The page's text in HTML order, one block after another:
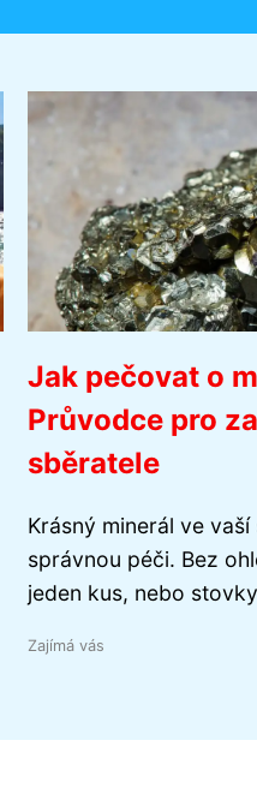
Jak pečovat o
Průvodce pro
sběratele
Krásný minerál ve
správnou péči. Bez
jeden kus, nebo
Zajímá vás